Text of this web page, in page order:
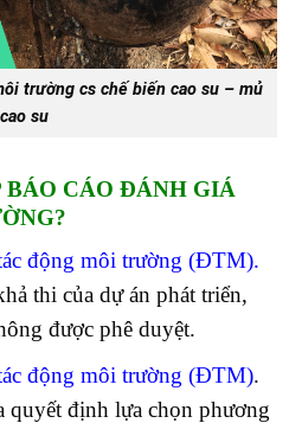
trường cs chế biến cao su – mủ
cao su
BÁO CÁO ĐÁNH GIÁ
động môi trường (ĐTM).
thi của dự án phát triển,
được phê duyệt.
động môi trường (ĐTM).
quyết định lựa chọn phương